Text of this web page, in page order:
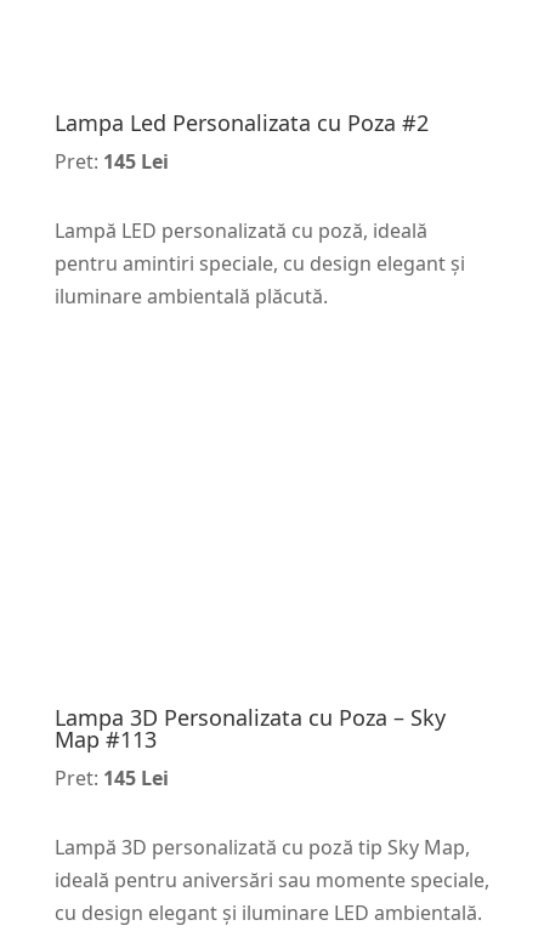
Lampa Led Personalizata cu Poza #2
Pret: 145 Lei
Lampă LED personalizată cu poză, ideală
pentru amintiri speciale, cu design elegant și
iluminare ambientală plăcută.
Lampa 3D Personalizata cu Poza – Sky
Map #113
Pret: 145 Lei
Lampă 3D personalizată cu poză tip Sky Map,
ideală pentru aniversări sau momente speciale,
cu design elegant și iluminare LED ambientală.